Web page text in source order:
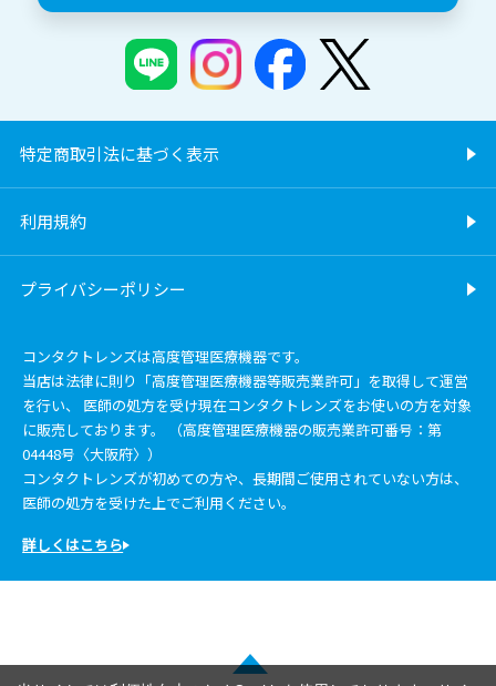
特定商取引法に基づく表示
利用規約
プライバシーポリシー
コンタクトレンズは高度管理医療機器です。
当店は法律に則り「高度管理医療機器等販売業許可」を取得して運営
を行い、 医師の処方を受け現在コンタクトレンズをお使いの方を対象
に販売しております。 （高度管理医療機器の販売業許可番号：第
04448号〈大阪府〉）
コンタクトレンズが初めての方や、長期間ご使用されていない方は、
医師の処方を受けた上でご利用ください。
詳しくはこちら